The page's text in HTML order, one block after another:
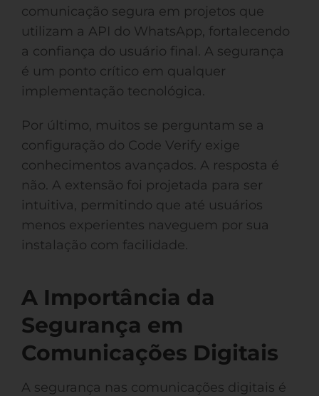
comunicação segura em projetos que
utilizam a API do WhatsApp, fortalecendo
a confiança do usuário final. A segurança
é um ponto crítico em qualquer
implementação tecnológica.
Por último, muitos se perguntam se a
configuração do Code Verify exige
conhecimentos avançados. A resposta é
não. A extensão foi projetada para ser
intuitiva, permitindo que até usuários
menos experientes naveguem por sua
instalação com facilidade.
A Importância da
Segurança em
Comunicações Digitais
A segurança nas comunicações digitais é